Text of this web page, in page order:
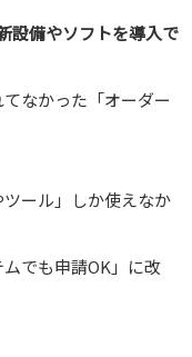
設備やソフトを導入で
なかった「オーダー
ール」しか使えなか
でも申請OK」に改